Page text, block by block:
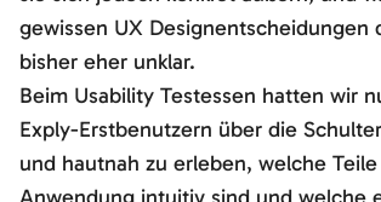
gewissen UX Designentscheidungen
bisher eher unklar.
Beim Usability Testessen hatten wir
Exply-Erstbenutzern über die
und hautnah zu erleben, welche